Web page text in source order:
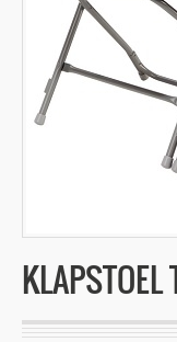
KLAPSTOEL